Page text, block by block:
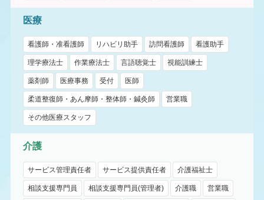
医療
看護師・准看護師 リハビリ助手 訪問看護師 看護助手
理学療法士 作業療法士 言語聴覚士 視能訓練士
薬剤師 医療事務 受付 医師
柔道整復師・あん摩師・整体師・鍼灸師 営業職
その他医療スタッフ
介護
サービス管理責任者 サービス提供責任者 介護福祉士
相談支援専門員 相談支援専門員(管理者) 介護職 営業職